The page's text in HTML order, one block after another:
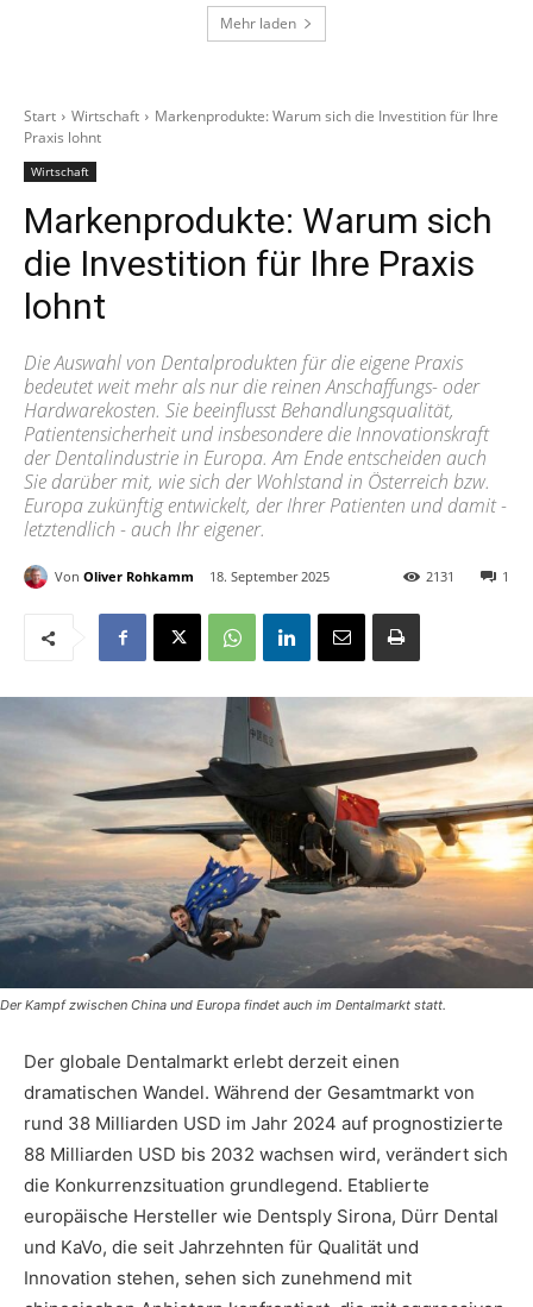
Mehr laden